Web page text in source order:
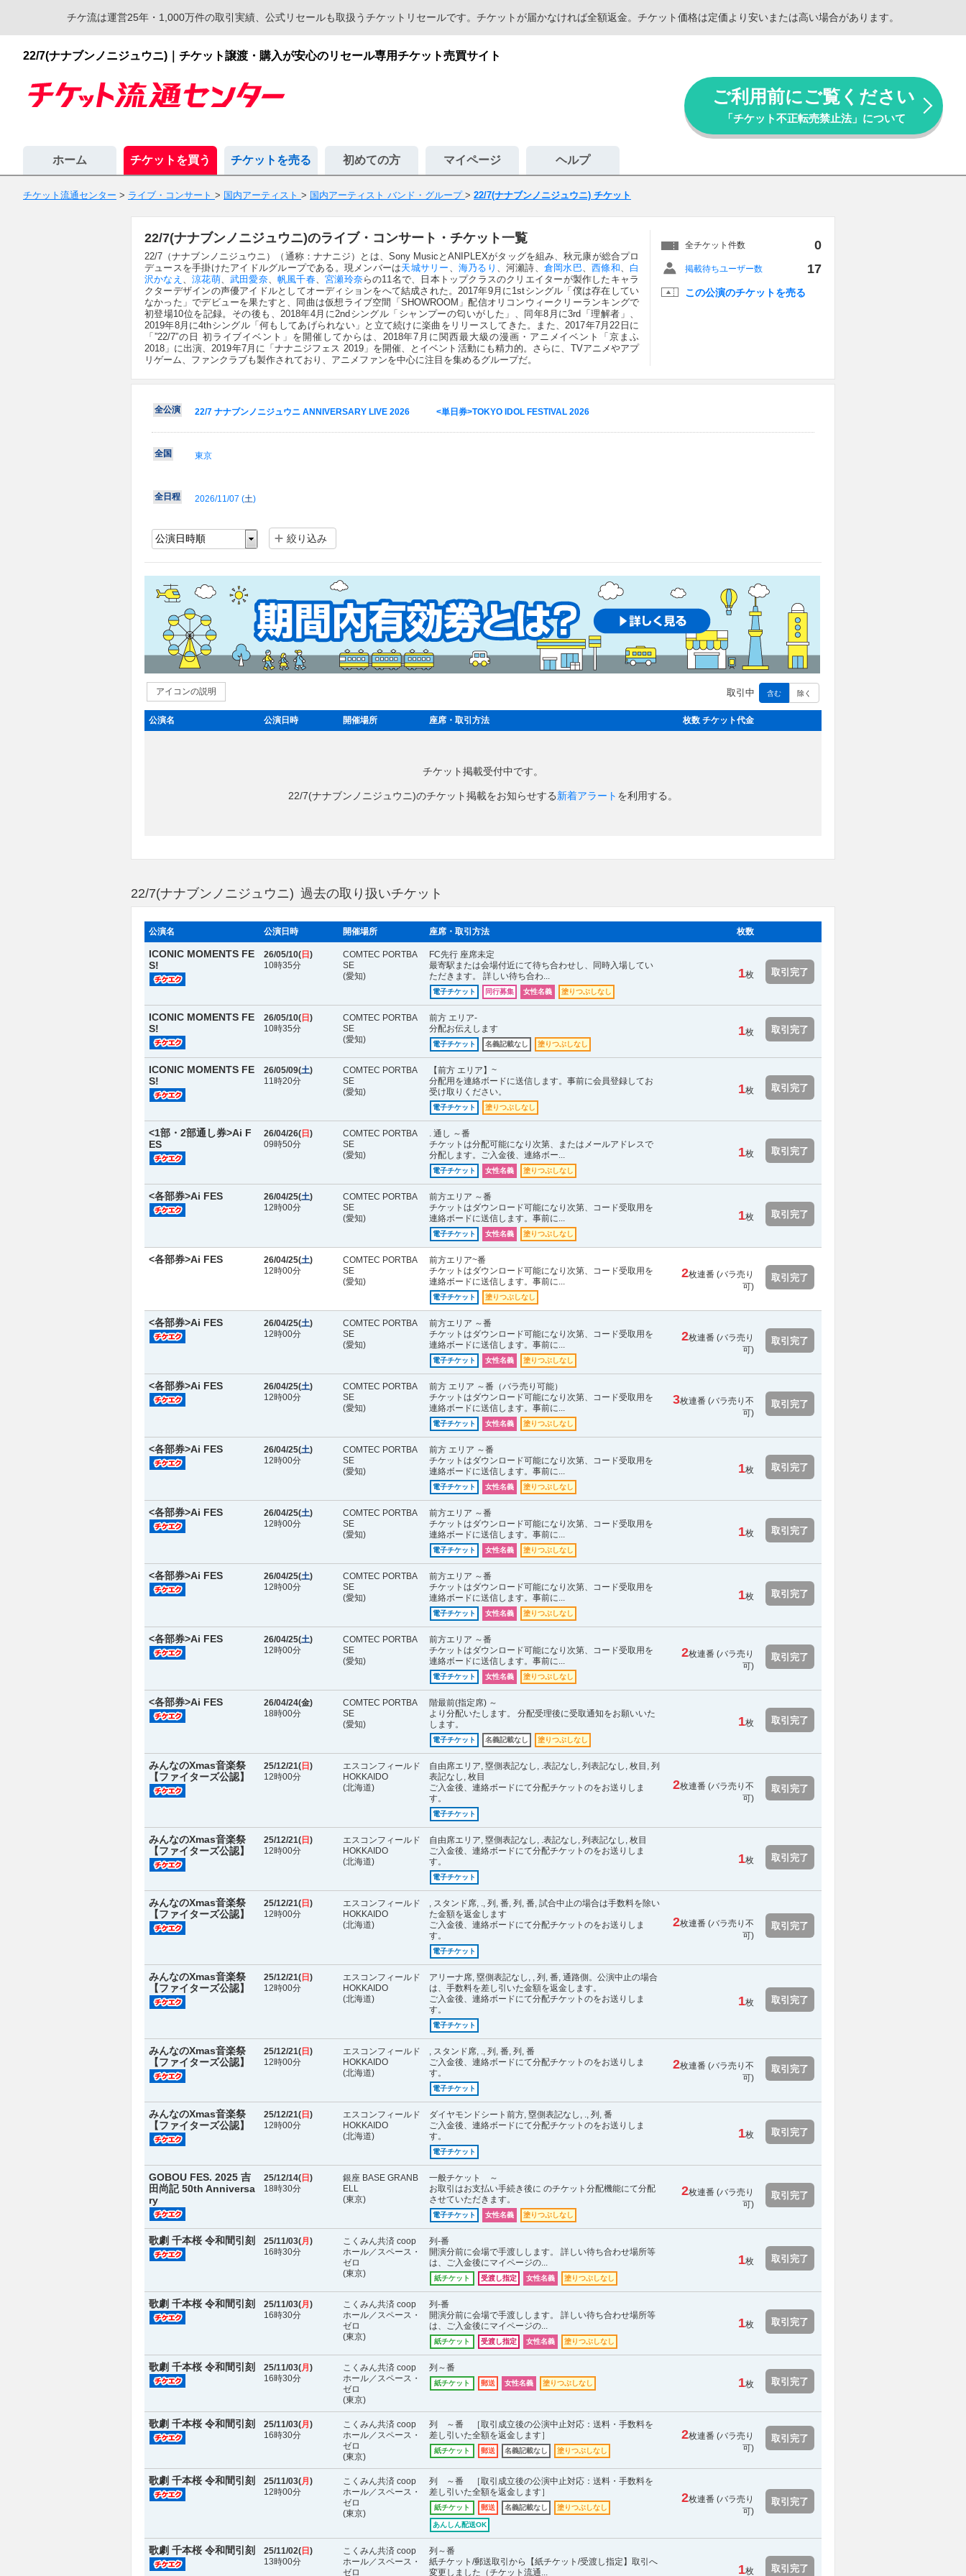
チケ流は運営25年・1,000万件の取引実績、公式リセールも取扱うチケットリセールです。チケットが届かなければ全額返金。チケット価格は定価より安いまたは高い場合があります。
22/7(ナナブンノニジュウニ)｜チケット譲渡・購入が安心のリセール専用チケット売買サイト
ご利用前にご覧ください
「チケット不正転売禁止法」について
ホーム チケットを買う チケットを売る 初めての方 マイページ ヘルプ
チケット流通センター > ライブ・コンサート > 国内アーティスト > 国内アーティスト バンド・グループ > 22/7(ナナブンノニジュウニ) チケット
22/7(ナナブンノニジュウニ)のライブ・コンサート・チケット一覧
22/7（ナナブンノニジュウニ）（通称：ナナニジ）とは、Sony MusicとANIPLEXがタッグを組み、秋元康が総合プロ
デュースを手掛けたアイドルグループである。現メンバーは天城サリー 、 海乃るり 、河瀬詩、 倉岡水巴、西條和、 白
沢かなえ 、涼花萌、 武田愛奈、帆風千春、宮瀬玲奈らの11名で、日本トップクラスのクリエイターが製作したキャラ
クターデザインの声優アイドルとしてオーディションをへて結成された。2017年9月に1stシングル「僕は存在してい
なかった」でデビューを果たすと、同曲は仮想ライブ空間「SHOWROOM」配信オリコンウィークリーランキングで
初登場10位を記録。その後も、2018年4月に2ndシングル「シャンプーの匂いがした」、同年8月に3rd「理解者」、
2019年8月に4thシングル「何もしてあげられない」と立て続けに楽曲をリリースしてきた。また、2017年7月22日に
「”22/7”の日 初ライブイベント」を開催してからは、2018年7月に関西最大級の漫画・アニメイベント「京まふ
2018」に出演、2019年7月に「ナナニジフェス 2019」を開催、とイベント活動にも精力的。さらに、TVアニメやアプ
リゲーム、ファンクラブも製作されており、アニメファンを中心に注目を集めるグループだ。
全チケット件数 0
掲載待ちユーザー数 17
この公演のチケットを売る
全公演 22/7 ナナブンノニジュウニ ANNIVERSARY LIVE 2026 <単日券>TOKYO IDOL FESTIVAL 2026
全国 東京
全日程 2026/11/07 (土)
絞り込み
アイコンの説明 取引中 含む 除く
公演名 公演日時 開催場所 座席・取引方法 枚数 チケット代金
チケット掲載受付中です。
22/7(ナナブンノニジュウニ)のチケット掲載をお知らせする新着アラート を利用する。
22/7(ナナブンノニジュウニ) 過去の取り扱いチケット
公演名 公演日時 開催場所 座席・取引方法 枚数
ICONIC MOMENTS FE
S!
26/05/10( 日 )
10時35分
COMTEC PORTBA
SE
(愛知)
FC先行 座席未定
最寄駅または会場付近にて待ち合わせし、同時入場してい
ただきます。 詳しい待ち合わ...
電子チケット 同行募集 女性名義 塗りつぶしなし
1枚 取引完了
ICONIC MOMENTS FE
S!
26/05/10( 日 )
10時35分
COMTEC PORTBA
SE
(愛知)
前方 エリア-
分配お伝えします
電子チケット 名義記載なし 塗りつぶしなし
1枚 取引完了
ICONIC MOMENTS FE
S!
26/05/09(土)
11時20分
COMTEC PORTBA
SE
(愛知)
【前方 エリア】~
分配用を連絡ボードに送信します。事前に会員登録してお
受け取りください。
電子チケット 塗りつぶしなし
1枚 取引完了
<1部・2部通し券>Ai F
ES
26/04/26( 日 )
09時50分
COMTEC PORTBA
SE
(愛知)
. 通し ～番
チケットは分配可能になり次第、またはメールアドレスで
分配します。ご入金後、連絡ボー...
電子チケット 女性名義 塗りつぶしなし
1枚 取引完了
<各部券>Ai FES 26/04/25(土)
12時00分
COMTEC PORTBA
SE
(愛知)
前方エリア ～番
チケットはダウンロード可能になり次第、コード受取用を
連絡ボードに送信します。事前に...
電子チケット 女性名義 塗りつぶしなし
1枚 取引完了
<各部券>Ai FES 26/04/25(土)
12時00分
COMTEC PORTBA
SE
(愛知)
前方エリア~番
チケットはダウンロード可能になり次第、コード受取用を
連絡ボードに送信します。事前に...
電子チケット 塗りつぶしなし
2枚連番 (バラ売り
可)
取引完了
<各部券>Ai FES 26/04/25(土)
12時00分
COMTEC PORTBA
SE
(愛知)
前方エリア ～番
チケットはダウンロード可能になり次第、コード受取用を
連絡ボードに送信します。事前に...
電子チケット 女性名義 塗りつぶしなし
2枚連番 (バラ売り
可)
取引完了
<各部券>Ai FES 26/04/25(土)
12時00分
COMTEC PORTBA
SE
(愛知)
前方 エリア ～番（バラ売り可能）
チケットはダウンロード可能になり次第、コード受取用を
連絡ボードに送信します。事前に...
電子チケット 女性名義 塗りつぶしなし
3枚連番 (バラ売り不
可)
取引完了
<各部券>Ai FES 26/04/25(土)
12時00分
COMTEC PORTBA
SE
(愛知)
前方 エリア ～番
チケットはダウンロード可能になり次第、コード受取用を
連絡ボードに送信します。事前に...
電子チケット 女性名義 塗りつぶしなし
1枚 取引完了
<各部券>Ai FES 26/04/25(土)
12時00分
COMTEC PORTBA
SE
(愛知)
前方エリア ～番
チケットはダウンロード可能になり次第、コード受取用を
連絡ボードに送信します。事前に...
電子チケット 女性名義 塗りつぶしなし
1枚 取引完了
<各部券>Ai FES 26/04/25(土)
12時00分
COMTEC PORTBA
SE
(愛知)
前方エリア ～番
チケットはダウンロード可能になり次第、コード受取用を
連絡ボードに送信します。事前に...
電子チケット 女性名義 塗りつぶしなし
1枚 取引完了
<各部券>Ai FES 26/04/25(土)
12時00分
COMTEC PORTBA
SE
(愛知)
前方エリア ～番
チケットはダウンロード可能になり次第、コード受取用を
連絡ボードに送信します。事前に...
電子チケット 女性名義 塗りつぶしなし
2枚連番 (バラ売り
可)
取引完了
<各部券>Ai FES 26/04/24(金)
18時00分
COMTEC PORTBA
SE
(愛知)
階最前(指定席) ～
より分配いたします。 分配受理後に受取通知をお願いいた
します。
電子チケット 名義記載なし 塗りつぶしなし
1枚 取引完了
みんなのXmas音楽祭
【ファイターズ公認】
25/12/21( 日 )
12時00分
エスコンフィールド
HOKKAIDO
(北海道)
自由席エリア, 塁側表記なし, .表記なし, 列表記なし, 枚目, 列
表記なし, 枚目
ご入金後、連絡ボードにて分配チケットのをお送りしま
す。
電子チケット
2枚連番 (バラ売り不
可)
取引完了
みんなのXmas音楽祭
【ファイターズ公認】
25/12/21( 日 )
12時00分
エスコンフィールド
HOKKAIDO
(北海道)
自由席エリア, 塁側表記なし, .表記なし, 列表記なし, 枚目
ご入金後、連絡ボードにて分配チケットのをお送りしま
す。
電子チケット
1枚 取引完了
みんなのXmas音楽祭
【ファイターズ公認】
25/12/21( 日 )
12時00分
エスコンフィールド
HOKKAIDO
(北海道)
, スタンド席, ., 列, 番, 列, 番, 試合中止の場合は手数料を除い
た金額を返金します
ご入金後、連絡ボードにて分配チケットのをお送りしま
す。
電子チケット
2枚連番 (バラ売り不
可)
取引完了
みんなのXmas音楽祭
【ファイターズ公認】
25/12/21( 日 )
12時00分
エスコンフィールド
HOKKAIDO
(北海道)
アリーナ席, 塁側表記なし, , 列, 番, 通路側。公演中止の場合
は、手数料を差し引いた金額を返金します。
ご入金後、連絡ボードにて分配チケットのをお送りしま
す。
電子チケット
1枚 取引完了
みんなのXmas音楽祭
【ファイターズ公認】
25/12/21( 日 )
12時00分
エスコンフィールド
HOKKAIDO
(北海道)
, スタンド席, ., 列, 番, 列, 番
ご入金後、連絡ボードにて分配チケットのをお送りしま
す。
電子チケット
2枚連番 (バラ売り不
可)
取引完了
みんなのXmas音楽祭
【ファイターズ公認】
25/12/21( 日 )
12時00分
エスコンフィールド
HOKKAIDO
(北海道)
ダイヤモンドシート前方, 塁側表記なし, ., 列, 番
ご入金後、連絡ボードにて分配チケットのをお送りしま
す。
電子チケット
1枚 取引完了
GOBOU FES. 2025 吉
田尚記 50th Anniversa
ry
25/12/14( 日 )
18時30分
銀座 BASE GRANB
ELL
(東京)
一般チケット ～
お取引はお支払い手続き後に のチケット分配機能にて分配
させていただきます。
電子チケット 女性名義 塗りつぶしなし
2枚連番 (バラ売り
可)
取引完了
歌劇 千本桜 令和間引刻 25/11/03(月 )
16時30分
こくみん共済 coop
ホール／スペース・
ゼロ
(東京)
列-番
開演分前に会場で手渡しします。 詳しい待ち合わせ場所等
は、ご入金後にマイページの...
紙チケット 受渡し指定 女性名義 塗りつぶしなし
1枚 取引完了
歌劇 千本桜 令和間引刻 25/11/03(月 )
16時30分
こくみん共済 coop
ホール／スペース・
ゼロ
(東京)
列-番
開演分前に会場で手渡しします。 詳しい待ち合わせ場所等
は、ご入金後にマイページの...
紙チケット 受渡し指定 女性名義 塗りつぶしなし
1枚 取引完了
歌劇 千本桜 令和間引刻 25/11/03(月 )
16時30分
こくみん共済 coop
ホール／スペース・
ゼロ
(東京)
列～番
紙チケット 郵送 女性名義 塗りつぶしなし 1枚 取引完了
歌劇 千本桜 令和間引刻 25/11/03(月 )
16時30分
こくみん共済 coop
ホール／スペース・
ゼロ
(東京)
列 ～番 ［取引成立後の公演中止対応：送料・手数料を
差し引いた全額を返金します］
紙チケット 郵送 名義記載なし 塗りつぶしなし
2枚連番 (バラ売り
可)
取引完了
歌劇 千本桜 令和間引刻 25/11/03(月 )
12時00分
こくみん共済 coop
ホール／スペース・
ゼロ
(東京)
列 ～番 ［取引成立後の公演中止対応：送料・手数料を
差し引いた全額を返金します］
紙チケット 郵送 名義記載なし 塗りつぶしなし
あんしん配送OK
2枚連番 (バラ売り
可)
取引完了
歌劇 千本桜 令和間引刻 25/11/02( 日 )
13時00分
こくみん共済 coop
ホール／スペース・
ゼロ
列～番
紙チケット/郵送取引から【紙チケット/受渡し指定】取引へ
変更しました（チケット流通...
1枚 取引完了